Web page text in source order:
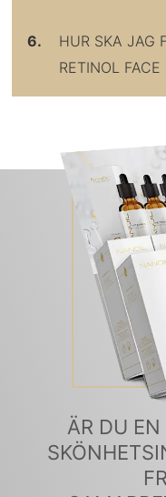
6.
HUR SKA JAG
RETINOL FACE
ÄR DU